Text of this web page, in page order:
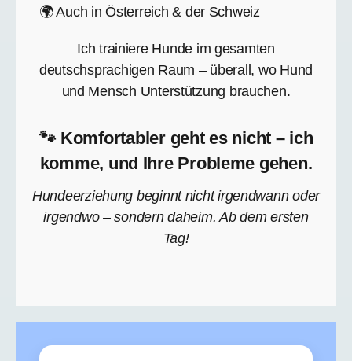
🌍 Auch in Österreich & der Schweiz
Ich trainiere Hunde im gesamten
deutschsprachigen Raum – überall, wo Hund
und Mensch Unterstützung brauchen.
🐾 Komfortabler geht es nicht – ich
komme, und Ihre Probleme gehen.
Hundeerziehung beginnt nicht irgendwann oder
irgendwo – sondern daheim. Ab dem ersten
Tag!